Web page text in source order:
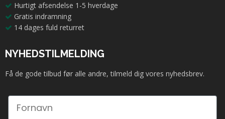
Hurtigt afsendelse 1-5 hverdage
Gratis indramning
14 dages fuld returret
NYHEDSTILMELDING
Få de gode tilbud før alle andre, tilmeld dig vores nyhedsbrev.